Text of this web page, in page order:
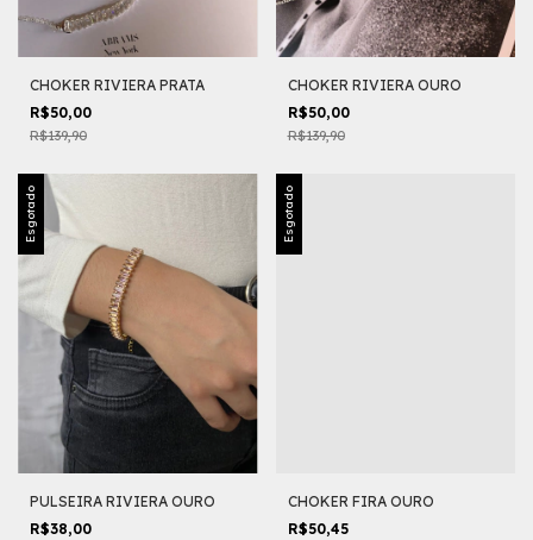
CHOKER RIVIERA PRATA
R$50,00
R$139,90
CHOKER RIVIERA OURO
R$50,00
R$139,90
Esgotado
PULSEIRA RIVIERA OURO
R$38,00
Esgotado
CHOKER FIRA OURO
R$50,45